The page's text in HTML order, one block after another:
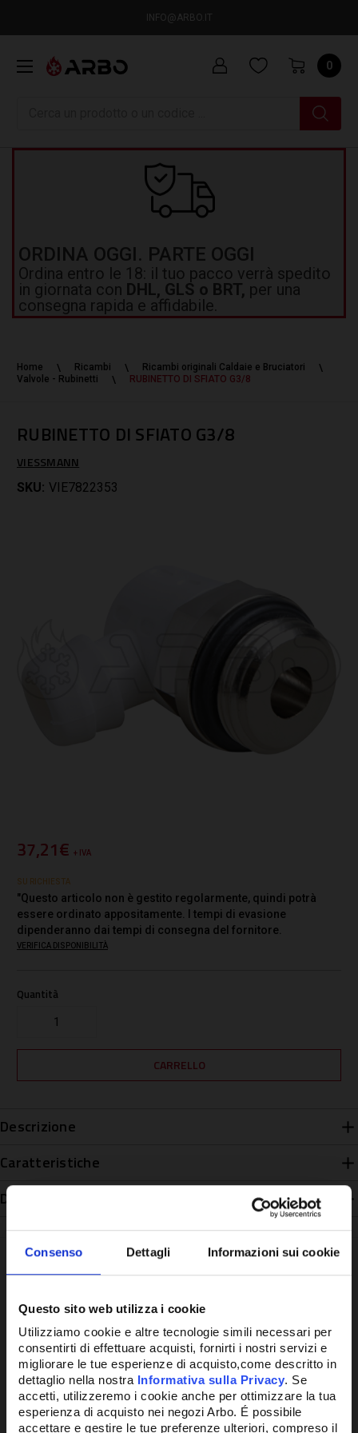
Consenso Dettagli Informazioni sui cookie
Questo sito web utilizza i cookie
Utilizziamo cookie e altre tecnologie simili necessari per
consentirti di effettuare acquisti, fornirti i nostri servizi e
migliorare le tue esperienze di acquisto,come descritto in
dettaglio nella nostra Informativa sulla Privacy. Se
accetti, utilizzeremo i cookie anche per ottimizzare la tua
esperienza di acquisto nei negozi Arbo. É possibile
accettare e gestire le tue preferenze ulteriori, compreso il
INFO@ARBO.IT
0
ORDINA OGGI. PARTE OGGI
Ordina entro le 18: il tuo pacco verrà spedito
in giornata con DHL, GLS o BRT, per una
consegna rapida e affidabile.
Home Ricambi
Ricambi originali Caldaie e Bruciatori
Valvole - Rubinetti
RUBINETTO DI SFIATO G3/8
RUBINETTO DI SFIATO G3/8
VIESSMANN
SKU: VIE7822353
37,21€ + IVA
SU RICHIESTA
"Questo articolo non è gestito regolarmente, quindi potrà
essere ordinato appositamente. I tempi di evasione
dipenderanno dai tempi di consegna del fornitore.
VERIFICA DISPONIBILITÀ
Quantità
Descrizione
Caratteristiche
Disponibilità
Potrebbe anche interessarti